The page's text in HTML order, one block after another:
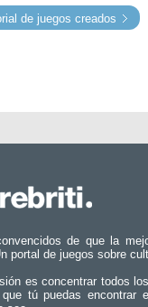
de juegos creados
de que la
portal de juegos sobre
es concentrar todos
que tú puedas